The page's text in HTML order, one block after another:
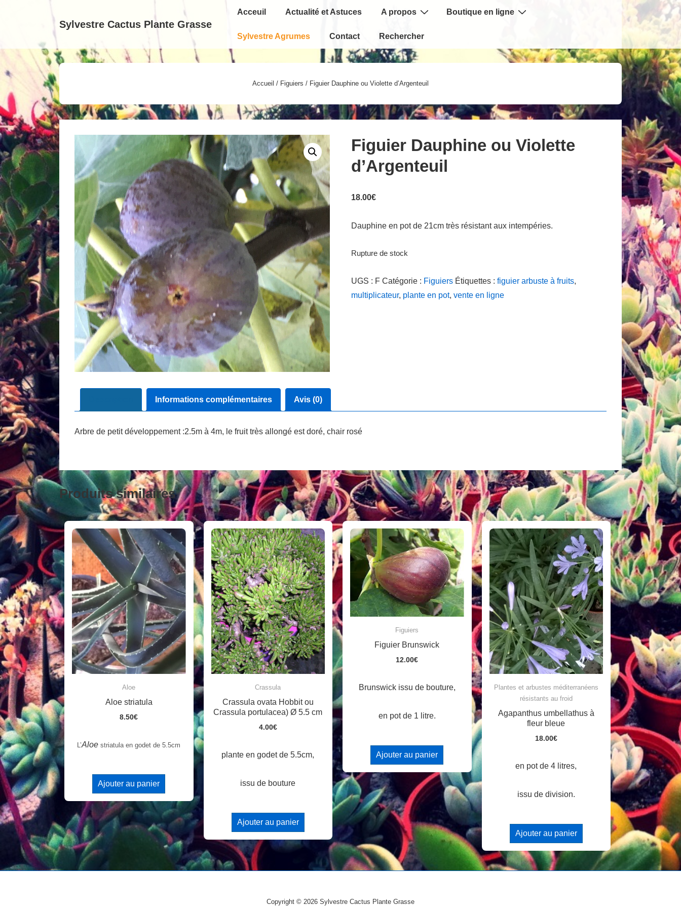
contenu
Sylvestre Cactus Plante Grasse
Main
Acceuil Actualité et Astuces A propos Boutique en ligne
Sylvestre Agrumes Contact Rechercher
Accueil / Figuiers / Figuier Dauphine ou Violette d’Argenteuil
Figuier Dauphine ou Violette
d’Argenteuil
18.00€
Dauphine en pot de 21cm très résistant aux intempéries.
Rupture de stock
UGS : F Catégorie : Figuiers Étiquettes : figuier arbuste à fruits,
multiplicateur, plante en pot, vente en ligne
Informations complémentaires Avis (0)
Arbre de petit développement :2.5m à 4m, le fruit très allongé est doré, chair rosé
Produits similaires
Aloe
Aloe striatula
8.50€
L’Aloe striatula en godet de 5.5cm
Ajouter au panier
Crassula
Crassula ovata Hobbit ou
Crassula portulacea) Ø 5.5 cm
4.00€
plante en godet de 5.5cm,
issu de bouture
Ajouter au panier
Figuiers
Figuier Brunswick
12.00€
Brunswick issu de bouture,
en pot de 1 litre.
Ajouter au panier
Plantes et arbustes méditerranéens
résistants au froid
Agapanthus umbellathus à
fleur bleue
18.00€
en pot de 4 litres,
issu de division.
Ajouter au panier
Copyright © 2026 Sylvestre Cactus Plante Grasse